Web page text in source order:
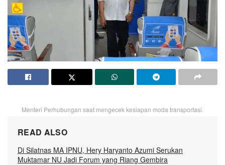
Menteri Perhubungan saat mengecek kesiapan moda transportasi.
READ ALSO
Di Silatnas MA IPNU, Hery Haryanto Azumi Serukan
Muktamar NU Jadi Forum yang Riang Gembira